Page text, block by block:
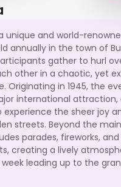
unique and world-
annually in the town of
gather to hurl
other in a chaotic, yet
Originating in 1945, the
international attraction,
experience the sheer joy
streets. Beyond the
parades, fireworks,
creating a lively
leading up to the